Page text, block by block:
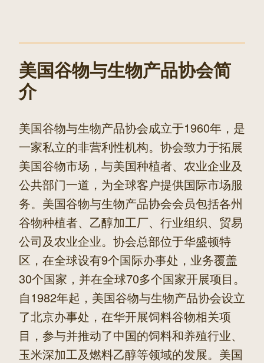
章
美国谷物与生物产品协会简
介
美国谷物与生物产品协会成立于1960年，是
一家私立的非营利性机构。协会致力于拓展
美国谷物市场，与美国种植者、农业企业及
公共部门一道，为全球客户提供国际市场服
务。美国谷物与生物产品协会会员包括各州
谷物种植者、乙醇加工厂、行业组织、贸易
公司及农业企业。协会总部位于华盛顿特
区，在全球设有9个国际办事处，业务覆盖
30个国家，并在全球70多个国家开展项目。
自1982年起，美国谷物与生物产品协会设立
了北京办事处，在华开展饲料谷物相关项
目，参与并推动了中国的饲料和养殖行业、
玉米深加工及燃料乙醇等领域的发展。美国